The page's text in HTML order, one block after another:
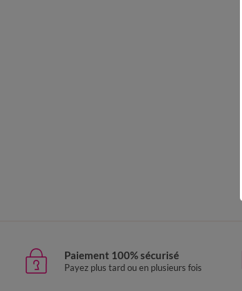
Paiement 100% sécurisé
Payez plus tard ou en plusieurs fois